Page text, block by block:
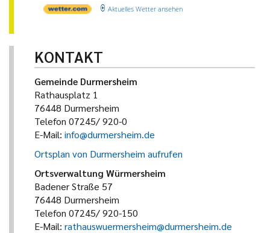
Aktuelles Wetter ansehen
KONTAKT
Gemeinde Durmersheim
Rathausplatz 1
76448 Durmersheim
Telefon 07245/ 920-0
E-Mail: info@durmersheim.de
Ortsplan von Durmersheim aufrufen
Ortsverwaltung Würmersheim
Badener Straße 57
76448 Durmersheim
Telefon 07245/ 920-150
E-Mail: rathauswuermersheim@durmersheim.de